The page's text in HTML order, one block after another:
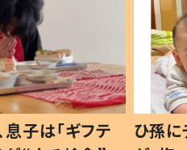
子は「ギフテ
ひ孫